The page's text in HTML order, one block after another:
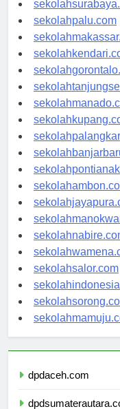
sekolahpalu.com
sekolahsalor.com